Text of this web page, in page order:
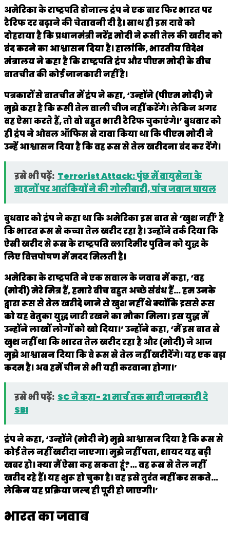
अमेरिका के राष्ट्रपति डोनाल्ड ट्रंप ने एक बार फिर भारत पर
टैरिफ दर बढ़ाने की चेतावनी दी है। साथ ही इस दावे को
दोहराया है कि प्रधानमंत्री नरेंद्र मोदी ने रूसी तेल की खरीद को
बंद करने का आश्वासन दिया है। हालांकि, भारतीय विदेश
मंत्रालय ने कहा है कि राष्ट्रपति ट्रंप और पीएम मोदी के बीच
बातचीत की कोई जानकारी नहीं है।
पत्रकारों से बातचीत में ट्रंप ने कहा, ‘उन्होंने (पीएम मोदी) ने
मुझे कहा है कि रूसी तेल वाली चीज नहीं करेंगे। लेकिन अगर
वह ऐसा करते हैं, तो वो बहुत भारी टैरिफ चुकाएंगे।’ बुधवार को
ही ट्रंप ने ओवल ऑफिस से दावा किया था कि पीएम मोदी ने
उन्हें आश्वासन दिया है कि वह रूस से तेल खरीदना बंद कर देंगे।
इसे भी पढ़ें: Terrorist Attack: पुंछ में वायुसेना के
वाहनों पर आतंकियों ने की गोलीबारी, पांच जवान घायल
बुधवार को ट्रंप ने कहा था कि अमेरिका इस बात से ‘खुश नहीं’ है
कि भारत रूस से कच्चा तेल खरीद रहा है। उन्होंने तर्क दिया कि
ऐसी खरीद से रूस के राष्ट्रपति व्लादिमीर पुतिन को युद्ध के
लिए वित्तपोषण में मदद मिलती है।
अमेरिका के राष्ट्रपति ने एक सवाल के जवाब में कहा, ‘वह
(मोदी) मेरे मित्र हैं, हमारे बीच बहुत अच्छे संबंध हैं… हम उनके
द्वारा रूस से तेल खरीदे जाने से खुश नहीं थे क्योंकि इससे रूस
को यह बेतुका युद्ध जारी रखने का मौका मिला। इस युद्ध में
उन्होंने लाखों लोगों को खो दिया।’ उन्होंने कहा, ‘मैं इस बात से
खुश नहीं था कि भारत तेल खरीद रहा है और (मोदी) ने आज
मुझे आश्वासन दिया कि वे रूस से तेल नहीं खरीदेंगे। यह एक बड़ा
कदम है। अब हमें चीन से भी यही करवाना होगा।’
इसे भी पढ़ें: SC ने कहा- 21 मार्च तक सारी जानकारी दे
SBI
ट्रंप ने कहा, ‘उन्होंने (मोदी ने) मुझे आश्वासन दिया है कि रूस से
कोई तेल नहीं खरीदा जाएगा। मुझे नहीं पता, शायद यह बड़ी
खबर हो। क्या मैं ऐसा कह सकता हूं?… वह रूस से तेल नहीं
खरीद रहे हैं। यह शुरू हो चुका है। वह इसे तुरंत नहीं कर सकते…
लेकिन यह प्रक्रिया जल्द ही पूरी हो जाएगी।’
भारत का जवाब